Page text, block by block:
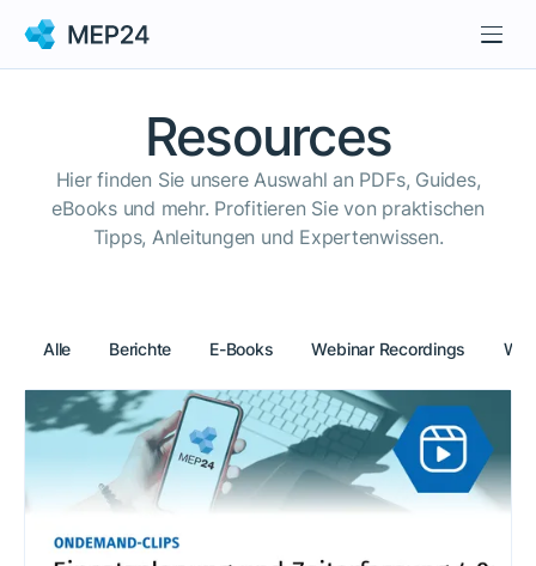
Resources
Hier finden Sie unsere Auswahl an PDFs, Guides,
eBooks und mehr. Profitieren Sie von praktischen
Tipps, Anleitungen und Expertenwissen.
Alle Berichte E-Books Webinar Recordings